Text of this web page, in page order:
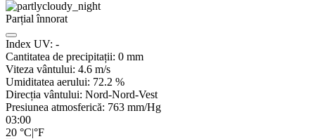
Parțial înnorat
Index UV: -
Cantitatea de precipitații: 0 mm
Viteza vântului: 4.6 m/s
Umiditatea aerului: 72.2 %
Direcția vântului: Nord-Nord-Vest
Presiunea atmosferică: 763 mm/Hg
03:00
20 °C|°F